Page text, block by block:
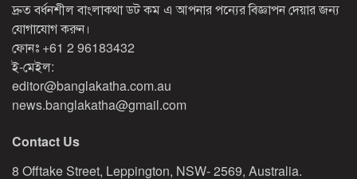
দ্রুত বর্ধনশীল বাংলাকথা ডট কম এ আপনার পন্যের বিজ্ঞাপন দেয়ার জন্য
যোগাযোগ করুন।
ফোনঃ +61 2 96183432
ই-মেইল:
editor@banglakatha.com.au
news.banglakatha@gmail.com
Contact Us
8 Offtake Street, Leppington, NSW- 2569, Australia.